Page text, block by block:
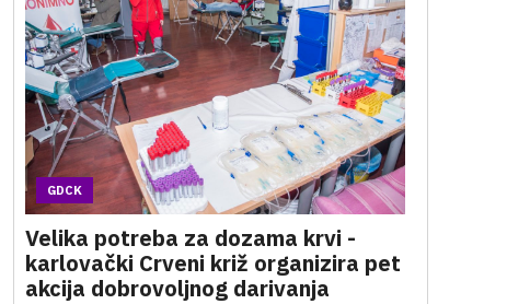
GDCK
Velika potreba za dozama krvi -
karlovački Crveni križ organizira pet
akcija dobrovoljnog darivanja